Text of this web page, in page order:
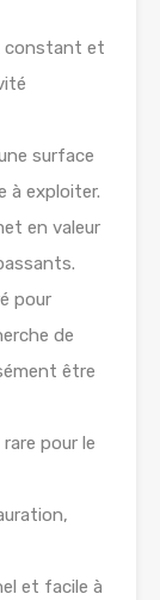
constant et
surface
à exploiter.
en valeur
pour
de
être
pour le
et facile à